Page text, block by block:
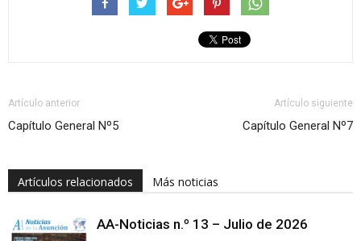
Artículo anterior
Capítulo General Nº5
Artículo siguiente
Capítulo General Nº7
Artículos relacionados Más noticias
AA-Noticias n.º 13 – Julio de 2026